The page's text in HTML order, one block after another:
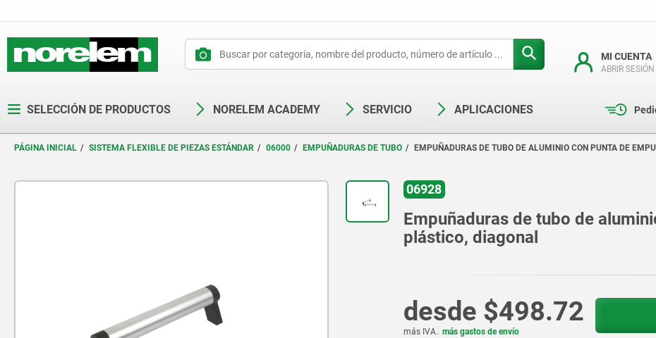
MI CUENTA
ABRIR SESIÓN
SELECCIÓN DE PRODUCTOS NORELEM ACADEMY SERVICIO APLICACIONES
PÁGINA INICIAL SISTEMA FLEXIBLE DE PIEZAS ESTÁNDAR 06000 EMPUÑADURAS DE TUBO EMPUÑADURAS DE TUBO DE ALUMINIO CON PUNTA DE
06928
Empuñaduras de tubo de
plástico, diagonal
desde $498.72
más IVA. más gastos de envío